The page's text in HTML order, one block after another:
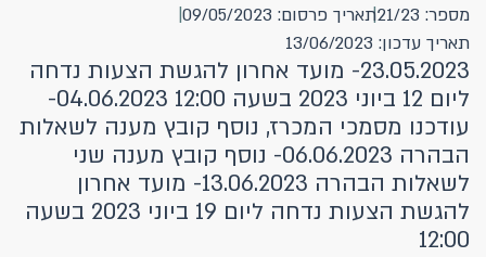
מספר: 21/23
תאריך פרסום: 09/05/2023
תאריך עדכון: 13/06/2023
23.05.2023- מועד אחרון להגשת הצעות נדחה
ליום 12 ביוני 2023 בשעה 12:00 04.06.2023-
עודכנו מסמכי המכרז, נוסף קובץ מענה לשאלות
הבהרה 06.06.2023- נוסף קובץ מענה שני
לשאלות הבהרה 13.06.2023- מועד אחרון
להגשת הצעות נדחה ליום 19 ביוני 2023 בשעה
12:00